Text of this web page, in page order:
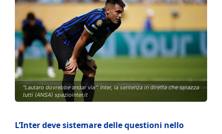
"Lautaro dovrebbe andar via": Inter, la sentenza in diretta che spiazza
tutti (ANSA) spaziointer.it
L’Inter deve sistemare delle questioni nello